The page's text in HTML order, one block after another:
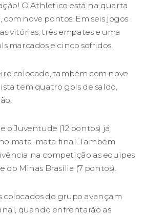
O Athletico está na quarta
com nove pontos. Em seis jogos
vitórias, três empates e uma
marcados e cinco sofridos.
colocado, também com nove
tem quatro gols de saldo,
o Juventude (12 pontos) já
mata-mata final. Também
na competição as equipes
do Minas Brasília (7 pontos).
colocados do grupo avançam
quando enfrentarão as